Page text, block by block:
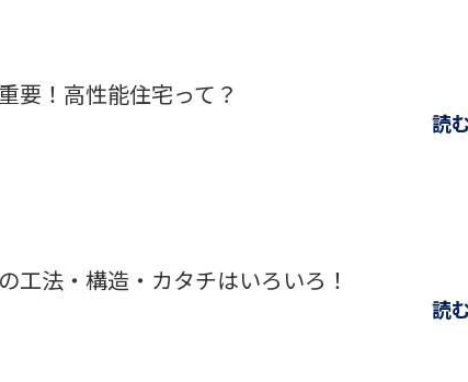
要！高性能住宅って？
読
工法・構造・カタチはいろいろ！
読